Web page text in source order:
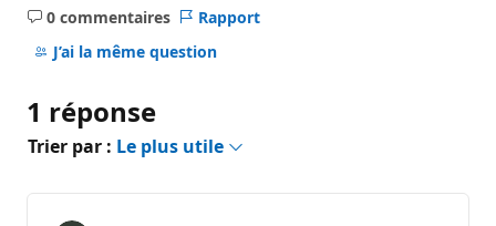
0 commentaires
Aucun
commentaire
Rapport
J’ai la même question
1 réponse
Trier par : Le plus utile